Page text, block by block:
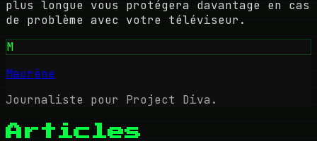
plus longue vous protégera davantage en cas
de problème avec votre téléviseur.
M
Maurène
Journaliste pour Project Diva.
Articles